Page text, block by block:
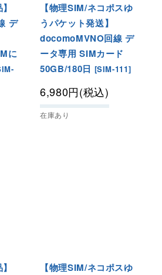
デ
に
【物理SIM/ネコポスゆ
うパケット発送】
docomoMVNO回線 デ
ータ専用 SIMカード
50GB/180日 [SIM-111]
6,980円(税込)
在庫あり
【物理SIM/ネコポスゆ